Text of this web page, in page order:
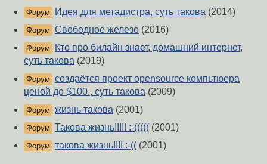
Форум Идея для метадистра, суть такова (2014)
Форум Свободное железо (2016)
Форум
Кто про билайн знает, домашний интернет,
суть такова (2019)
Форум создаётся проект opensource компьтюера
ценой до $100., суть такова (2009)
Форум жизнь такова (2001)
Форум Такова жизнь!!!!! :-((((( (2001)
Форум такова жизнь!!!! :-(( (2001)